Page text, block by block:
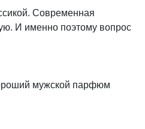
Современная
И именно поэтому вопрос
мужской парфюм